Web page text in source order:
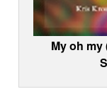
My oh